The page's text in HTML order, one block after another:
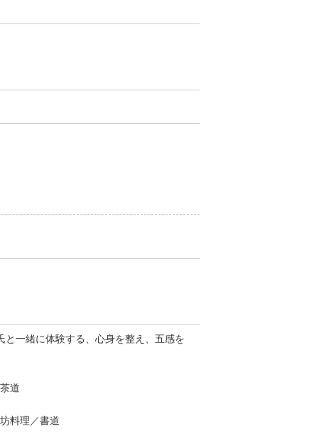
一緒に体験する、心身を整え、五感を
道
料理／書道